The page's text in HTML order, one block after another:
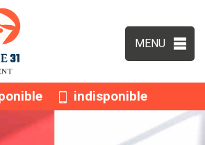
MENU
indisponible